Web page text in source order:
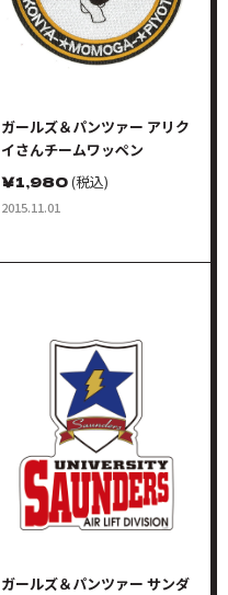
ガールズ＆パンツァー アリク
イさんチームワッペン
￥1,980(税込)
2015.11.01
ガールズ＆パンツァー サンダ